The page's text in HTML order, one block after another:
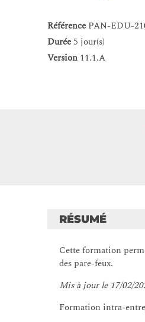
Référence PAN-EDU-
Durée 5 jour(s)
Version 11.1.A
RÉSUMÉ
Cette formation
des pare-feux.
Mis à jour le 17/02/
Formation intra-